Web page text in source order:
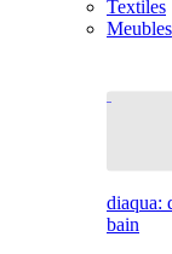
Textiles
Meubles
diaqua:
bain